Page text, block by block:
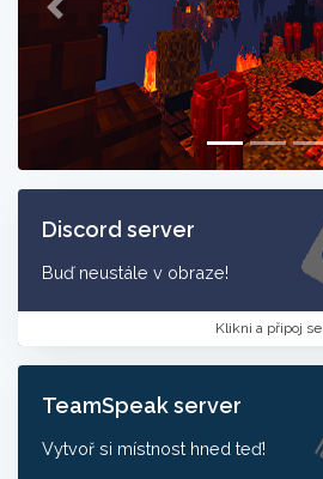
Previous
Discord server
Buď neustále v obraze!
Klikni a připoj se
TeamSpeak server
Vytvoř si místnost hned teď!